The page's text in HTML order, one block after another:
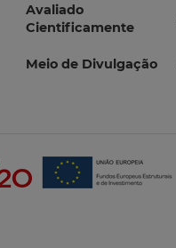
Avaliado
Cientificamente
Meio de Divulgação